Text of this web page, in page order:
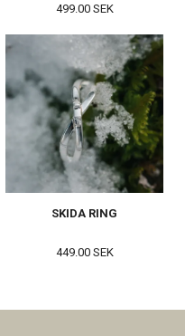
499.00 SEK
SKIDA RING
449.00 SEK